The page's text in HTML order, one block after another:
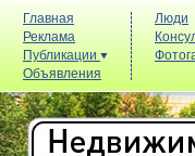
Главная
Реклама
Публикации
Объявления
Люди